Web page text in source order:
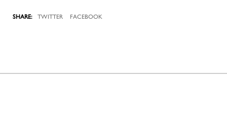
TWITTER FACEBOOK